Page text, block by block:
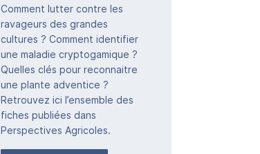
Comment lutter contre les
ravageurs des grandes
cultures ? Comment identifier
une maladie cryptogamique ?
Quelles clés pour reconnaitre
une plante adventice ?
Retrouvez ici l’ensemble des
fiches publiées dans
Perspectives Agricoles.